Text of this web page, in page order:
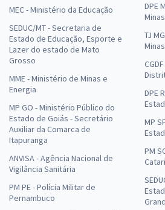
MEC - Ministério da Educação
SEDUC/MT - Secretaria de
Estado de Educação, Esporte e
Lazer do estado de Mato
Grosso
MME - Ministério de Minas e
Energia
MP GO - Ministério Público do
Estado de Goiás - Secretário
Auxiliar da Comarca de
Itapuranga
ANVISA - Agência Nacional de
Vigilância Sanitária
PM PE - Polícia Militar de
Pernambuco
DPE
TJ
DPE
MP
PM